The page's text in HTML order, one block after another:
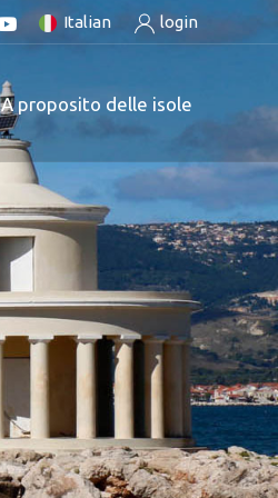
Italian login
A proposito delle isole